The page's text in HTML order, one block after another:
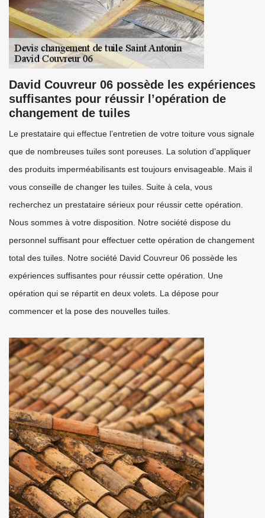
David Couvreur 06 possède les expériences
suffisantes pour réussir l’opération de
changement de tuiles
Le prestataire qui effectue l’entretien de votre toiture vous signale
que de nombreuses tuiles sont poreuses. La solution d’appliquer
des produits imperméabilisants est toujours envisageable. Mais il
vous conseille de changer les tuiles. Suite à cela, vous
recherchez un prestataire sérieux pour réussir cette opération.
Nous sommes à votre disposition. Notre société dispose du
personnel suffisant pour effectuer cette opération de changement
total des tuiles. Notre société David Couvreur 06 possède les
expériences suffisantes pour réussir cette opération. Une
opération qui se répartit en deux volets. La dépose pour
commencer et la pose des nouvelles tuiles.